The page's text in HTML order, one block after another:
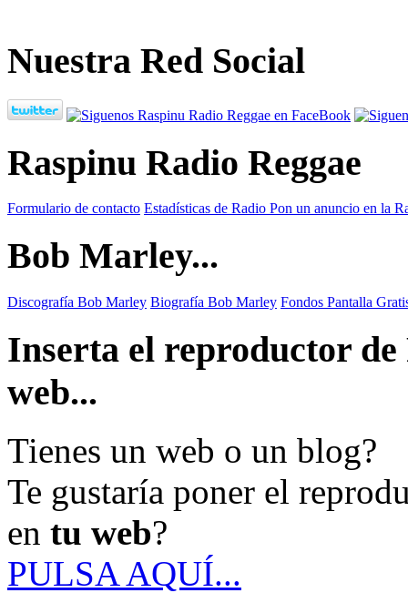
Nuestra Red Social
Raspinu Radio Reggae
Formulario de contacto Estadísticas de Radio Pon un anuncio en la
Bob Marley...
Discografía Bob Marley Biografía Bob Marley Fondos Pantalla
Inserta el reproductor de
web...
Tienes un web o un blog?
Te gustaría poner el
en tu web?
PULSA AQUÍ...